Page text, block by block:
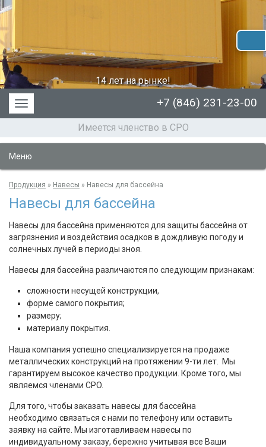
14 лет на рынке!
Меню +7 (846) 231-23-00
Имеется членство в СРО
Меню
Продукция » Навесы » Навесы для бассейна
Навесы для бассейна
Навесы для бассейна применяются для защиты бассейна от
загрязнения и воздействия осадков в дождливую погоду и
солнечных лучей в периоды зноя.
Навесы для бассейна различаются по следующим признакам:
сложности несущей конструкции,
форме самого покрытия;
размеру;
материалу покрытия.
Наша компания успешно специализируется на продаже
металлических конструкций на протяжении 9-ти лет. Мы
гарантируем высокое качество продукции. Кроме того, мы
являемся членами CPO.
Для того, чтобы заказать навесы для бассейна
необходимо связаться с нами по телефону или оставить
заявку на сайте. Мы изготавливаем навесы по
индивидуальному заказу, бережно учитывая все Ваши